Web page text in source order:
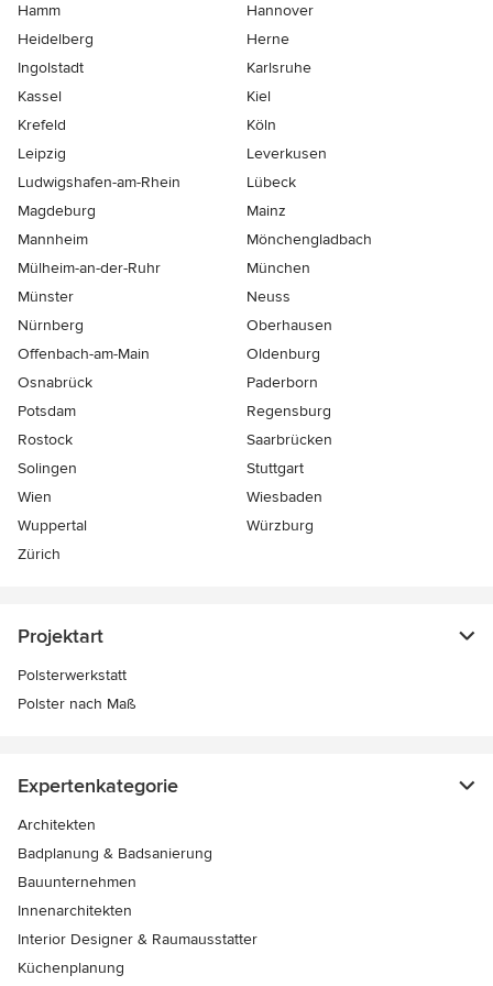
Hamm
Hannover
Heidelberg
Herne
Ingolstadt
Karlsruhe
Kassel
Kiel
Krefeld
Köln
Leipzig
Leverkusen
Ludwigshafen-am-Rhein
Lübeck
Magdeburg
Mainz
Mannheim
Mönchen­gladbach
Mülheim-an-der-Ruhr
München
Münster
Neuss
Nürnberg
Oberhausen
Offenbach-am-Main
Oldenburg
Osnabrück
Paderborn
Potsdam
Regensburg
Rostock
Saarbrücken
Solingen
Stuttgart
Wien
Wiesbaden
Wuppertal
Würzburg
Zürich
Projektart
Polsterwerkstatt
Polster nach Maß
Expertenkategorie
Architekten
Badplanung & Badsanierung
Bauunternehmen
Innenarchitekten
Interior Designer & Raumausstatter
Küchenplanung